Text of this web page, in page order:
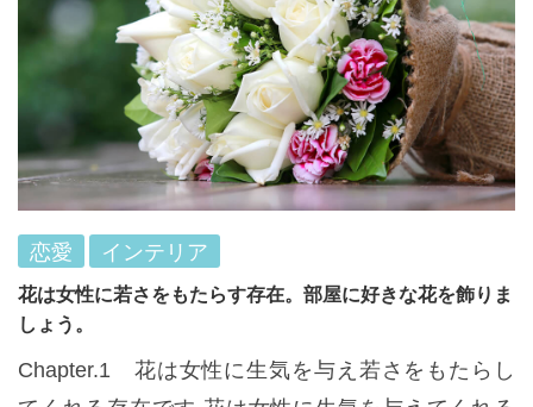
恋愛 インテリア
花は女性に若さをもたらす存在。部屋に好きな花を飾りま
しょう。
Chapter.1 花は女性に生気を与え若さをもたらし